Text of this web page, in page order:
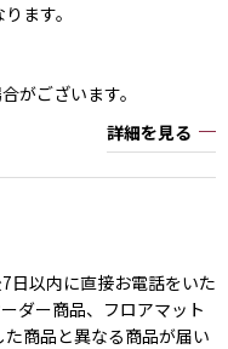
ます。
がございます。
詳細を見る
日以内に直接お電話をいた
ダー商品、フロアマット
商品と異なる商品が届い